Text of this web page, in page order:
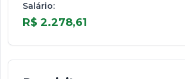
Salário:
R$ 2.278,61